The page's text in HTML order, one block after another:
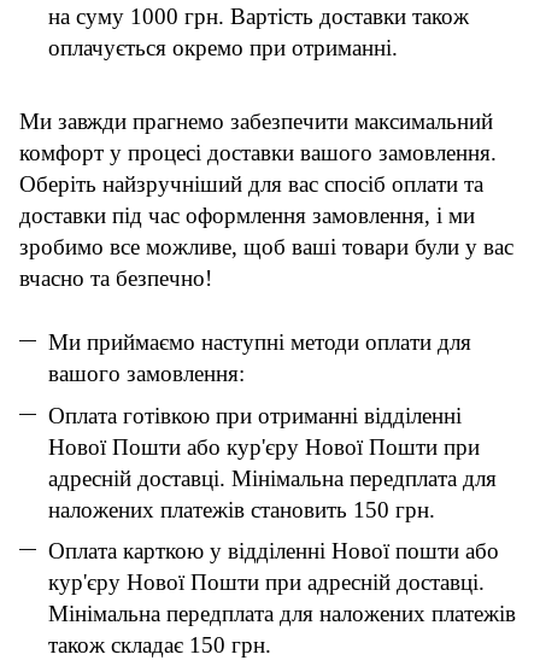
на суму 1000 грн. Вартість доставки також
оплачується окремо при отриманні.
Ми завжди прагнемо забезпечити максимальний
комфорт у процесі доставки вашого замовлення.
Оберіть найзручніший для вас спосіб оплати та
доставки під час оформлення замовлення, і ми
зробимо все можливе, щоб ваші товари були у вас
вчасно та безпечно!
Ми приймаємо наступні методи оплати для
вашого замовлення:
Оплата готівкою при отриманні відділенні
Нової Пошти або кур'єру Нової Пошти при
адресній доставці. Мінімальна передплата для
наложених платежів становить 150 грн.
Оплата карткою у відділенні Нової пошти або
кур'єру Нової Пошти при адресній доставці.
Мінімальна передплата для наложених платежів
також складає 150 грн.